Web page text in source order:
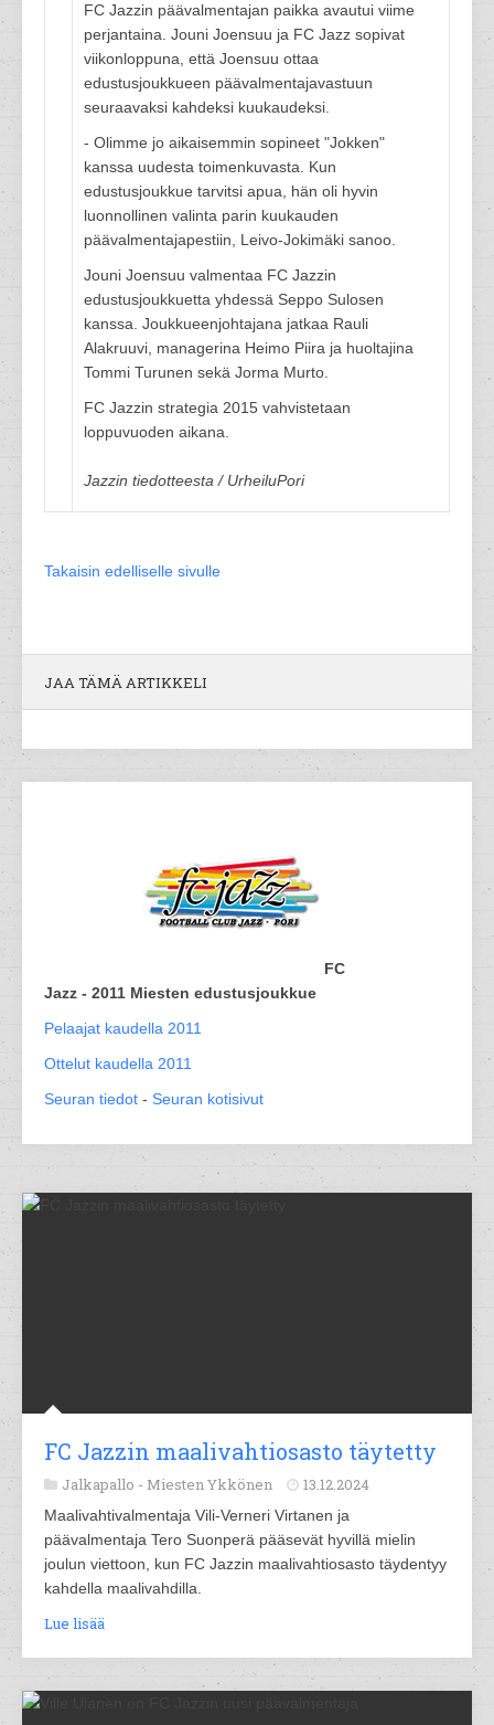
FC Jazzin päävalmentajan paikka avautui viime
perjantaina. Jouni Joensuu ja FC Jazz sopivat
viikonloppuna, että Joensuu ottaa
edustusjoukkueen päävalmentajavastuun
seuraavaksi kahdeksi kuukaudeksi.
- Olimme jo aikaisemmin sopineet "Jokken"
kanssa uudesta toimenkuvasta. Kun
edustusjoukkue tarvitsi apua, hän oli hyvin
luonnollinen valinta parin kuukauden
päävalmentajapestiin, Leivo-Jokimäki sanoo.
Jouni Joensuu valmentaa FC Jazzin
edustusjoukkuetta yhdessä Seppo Sulosen
kanssa. Joukkueenjohtajana jatkaa Rauli
Alakruuvi, managerina Heimo Piira ja huoltajina
Tommi Turunen sekä Jorma Murto.
FC Jazzin strategia 2015 vahvistetaan
loppuvuoden aikana.
Jazzin tiedotteesta / UrheiluPori
Takaisin edelliselle sivulle
JAA TÄMÄ ARTIKKELI
FC
Jazz - 2011 Miesten edustusjoukkue
Pelaajat kaudella 2011
Ottelut kaudella 2011
Seuran tiedot - Seuran kotisivut
FC Jazzin maalivahtiosasto täytetty
Jalkapallo - Miesten Ykkönen 13.12.2024
Maalivahtivalmentaja Vili-Verneri Virtanen ja
päävalmentaja Tero Suonperä pääsevät hyvillä mielin
joulun viettoon, kun FC Jazzin maalivahtiosasto täydentyy
kahdella maalivahdilla.
Lue lisää